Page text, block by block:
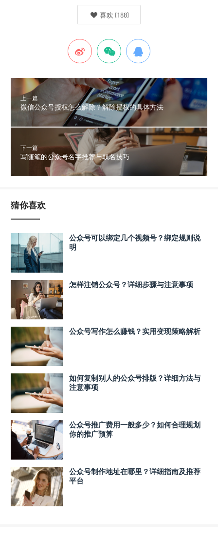
喜欢 (188)
上一篇
微信公众号授权怎么解除？解除授权的具体方法
下一篇
写随笔的公众号名字推荐与取名技巧
猜你喜欢
公众号可以绑定几个视频号？绑定规则说
明
怎样注销公众号？详细步骤与注意事项
公众号写作怎么赚钱？实用变现策略解析
如何复制别人的公众号排版？详细方法与
注意事项
公众号推广费用一般多少？如何合理规划
你的推广预算
公众号制作地址在哪里？详细指南及推荐
平台